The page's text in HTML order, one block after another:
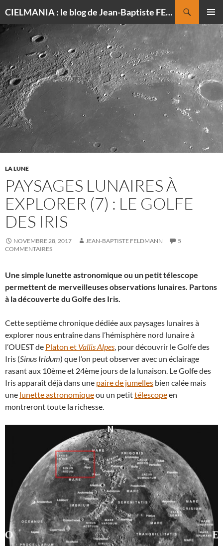
CIELMANIA : le blog de Jean-Baptiste FELDMANN, photographe du ciel
MENU
AU
CONTENU
LA LUNE
PAYSAGES LUNAIRES À
EXPLORER (7) : LE GOLFE
DES IRIS
NOVEMBRE 28, 2017 JEAN-BAPTISTE FELDMANN
5
COMMENTAIRES
Une simple lunette astronomique ou un petit télescope
permettent de merveilleuses observations lunaires. Partons
à la découverte du Golfe des Iris.
Cette septième chronique dédiée aux paysages lunaires à
explorer nous entraîne dans l’hémisphère nord lunaire à
l’OUEST de Platon et Vallis Alpes, pour découvrir le Golfe des
Iris (Sinus Iridum) que l’on peut observer avec un éclairage
rasant aux 10ème et 24ème jours de la lunaison. Le Golfe des
Iris apparaît déjà dans une paire de jumelles bien calée mais
une lunette astronomiqueou un petittélescopeen
montreront toute la richesse.